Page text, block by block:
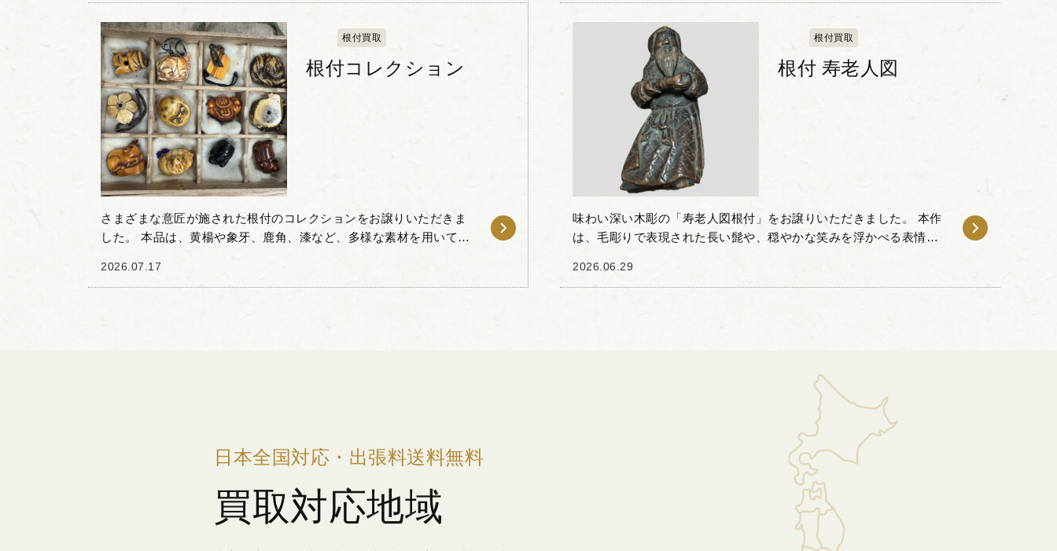
根付買取
根付コレクション
さまざまな意匠が施された根付のコレクションをお譲りいただきま
した。 本品は、黄楊や象牙、鹿角、漆など、多様な素材を用いて仕
モチーフも非...
2026.07.17
根付買取
根付 寿老人図
味わい深い木彫の「寿老人図根付」をお譲りいただきました。 本作
は、毛彫りで表現された長い髭や、穏やかな笑みを浮かべる表情が
人々の寿命が...
2026.06.29
日本全国対応・出張料送料無料
買取対応地域